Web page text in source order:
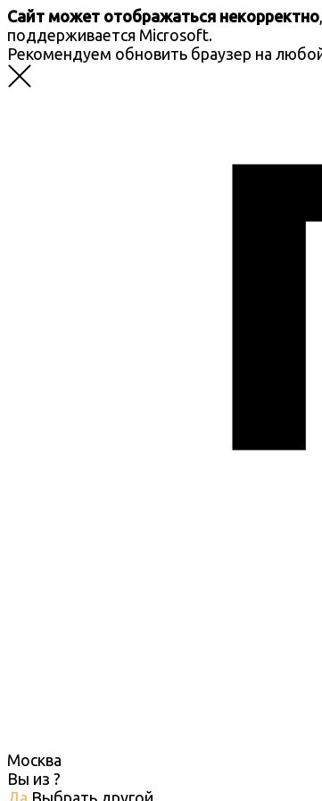
Сайт может отображаться некорректно
поддерживается Microsoft.
Рекомендуем обновить браузер на
Москва
Вы из ?